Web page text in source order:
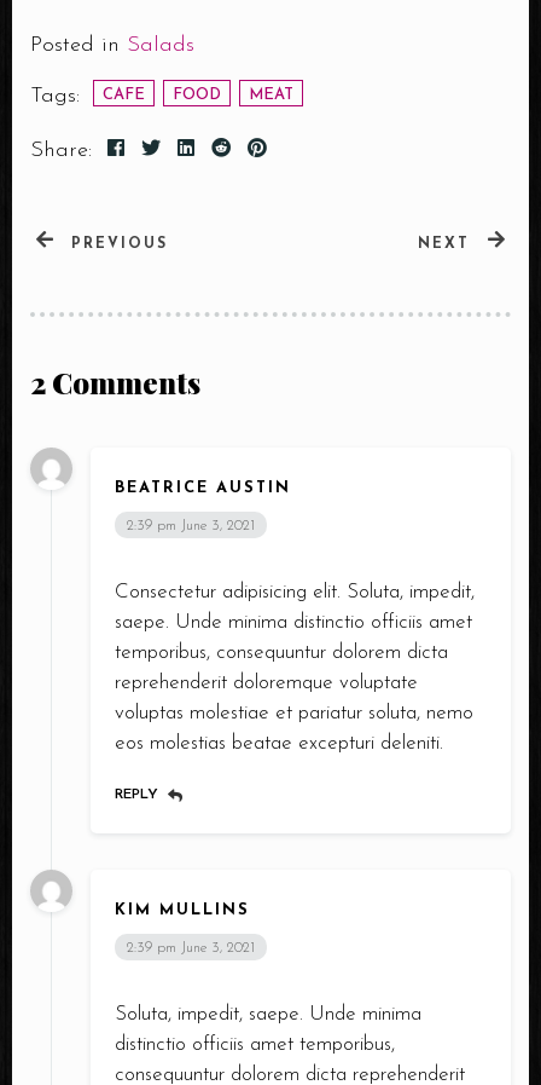
Posted in Salads
Tags: CAFE FOOD MEAT
Share:
PREVIOUS NEXT
2 Comments
BEATRICE AUSTIN
2:39 pm June 3, 2021
Consectetur adipisicing elit. Soluta, impedit,
saepe. Unde minima distinctio officiis amet
temporibus, consequuntur dolorem dicta
reprehenderit doloremque voluptate
voluptas molestiae et pariatur soluta, nemo
eos molestias beatae excepturi deleniti.
REPLY
KIM MULLINS
2:39 pm June 3, 2021
Soluta, impedit, saepe. Unde minima
distinctio officiis amet temporibus,
consequuntur dolorem dicta reprehenderit
Table Reservation
Time
Choose Service Food Drink
Shisha